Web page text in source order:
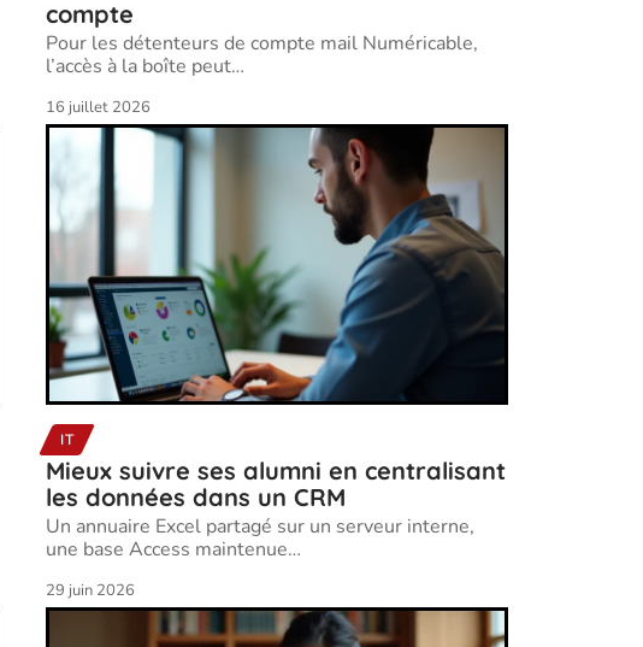
compte
Pour les détenteurs de compte mail Numéricable,
l’accès à la boîte peut…
16 juillet 2026
IT
Mieux suivre ses alumni en centralisant
les données dans un CRM
Un annuaire Excel partagé sur un serveur interne,
une base Access maintenue…
29 juin 2026